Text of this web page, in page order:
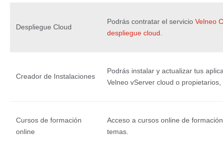
Despliegue Cloud
Podrás contratar el servicio Velneo
despliegue cloud
Creador de Instalaciones
Podrás instalar y actualizar tus
Velneo vServer cloud o
Cursos de formación
online
Acceso a cursos online de
temas.